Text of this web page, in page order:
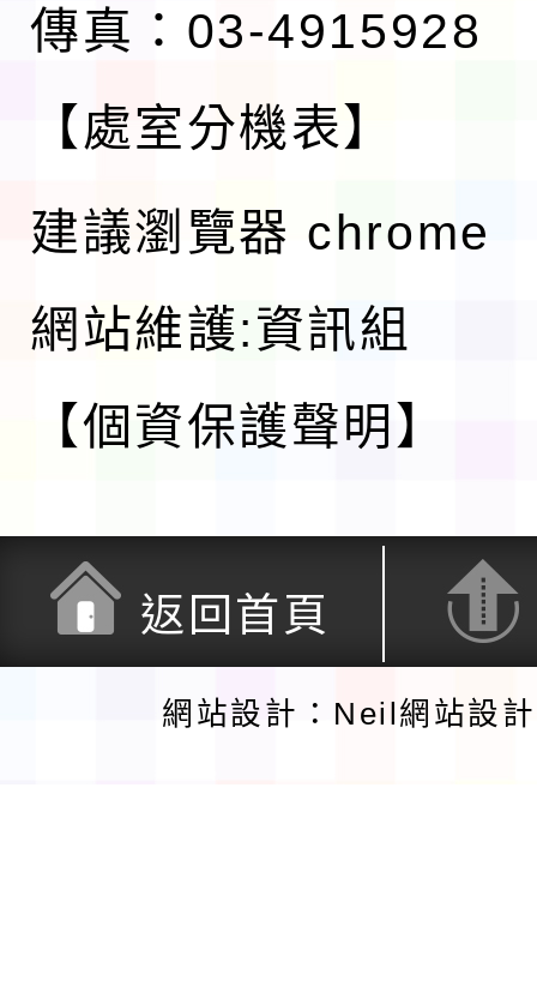
傳真：03-4915928
【處室分機表】
建議瀏覽器 chrome
網站維護:資訊組
【個資保護聲明】
返回首頁
網站設計：Neil網站設